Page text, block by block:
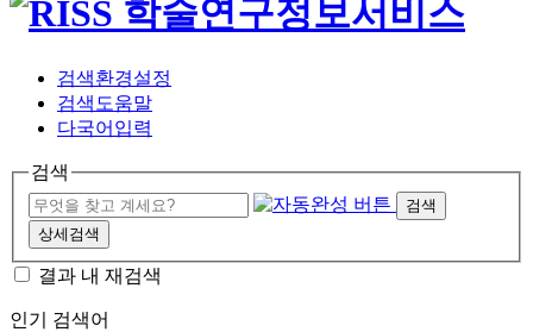
검색환경설정
검색도움말
다국어입력
검색
검색
상세검색
결과 내 재검색
인기 검색어